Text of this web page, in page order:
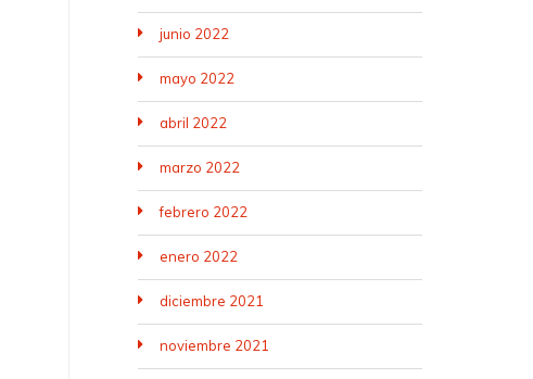
junio 2022
mayo 2022
abril 2022
marzo 2022
febrero 2022
enero 2022
diciembre 2021
noviembre 2021